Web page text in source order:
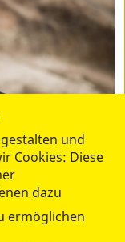
und
Cookies: Diese
dazu
ermöglichen